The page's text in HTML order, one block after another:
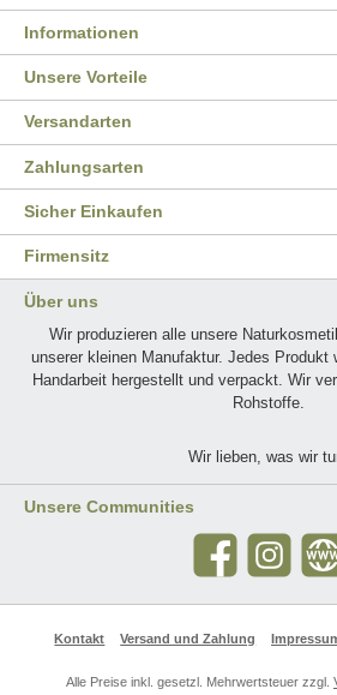
Informationen
Unsere Vorteile
Versandarten
Sicher Einkaufen
Zahlungsarten
Firmensitz
Über uns
Wir produzieren alle unsere
unserer kleinen Manufaktur. Jedes Produkt
Handarbeit hergestellt und verpackt. Wir
Rohstoffe.
Wir lieben, was wir
Unsere Communities
Facebook Instagram
Kontakt Versand und Zahlung
Alle Preise inkl. gesetzl. Mehrwertsteuer zzgl.